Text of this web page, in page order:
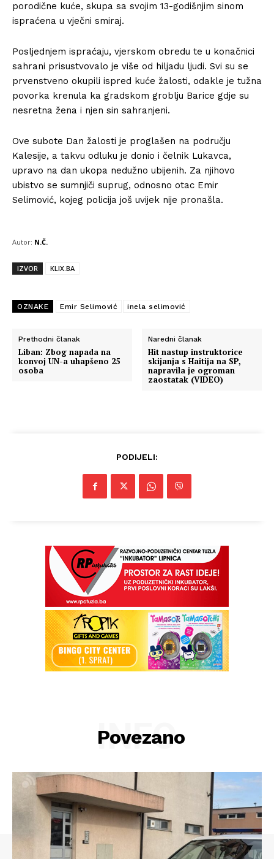
porodične kuće, skupa sa svojim 13-godišnjim sinom
ispraćena u vječni smiraj.
Posljednjem ispraćaju, vjerskom obredu te u konačnici
sahrani prisustvovalo je više od hiljadu ljudi. Svi su se
prvenstveno okupili ispred kuće žalosti, odakle je tužna
povorka krenula ka gradskom groblju Barice gdje su
nesretna žena i njen sin sahranjeni.
Ove subote Dan žalosti je proglašen na području
Kalesije, a takvu odluku je donio i čelnik Lukavca,
upravo na dan ukopa nedužno ubijenih. Za njihovo
ubistvo se sumnjiči suprug, odnosno otac Emir
Selimović, kojeg policija još uvijek nije pronašla.
Autor: N.Č.
IZVOR KLIX.BA
OZNAKE Emir Selimović inela selimović
Prethodni članak
Liban: Zbog napada na
konvoj UN-a uhapšeno 25
osoba
Naredni članak
Hit nastup instruktorice
skijanja s Haitija na SP,
napravila je ogroman
zaostatak (VIDEO)
PODIJELI:
Povezano
INFO